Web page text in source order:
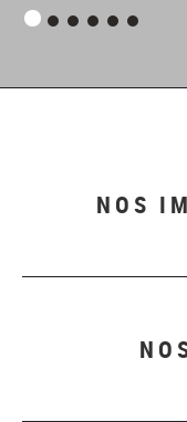
Panneau
Panneau
Panneau
Panneau
Panneau
Panneau
NOS